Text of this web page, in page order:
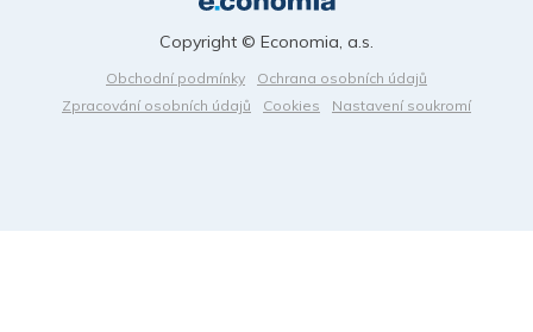
Obchodní podmínky
Ochrana osobních údajů
Zpracování osobních údajů
Cookies Nastavení soukromí
Copyright © Economia, a.s.